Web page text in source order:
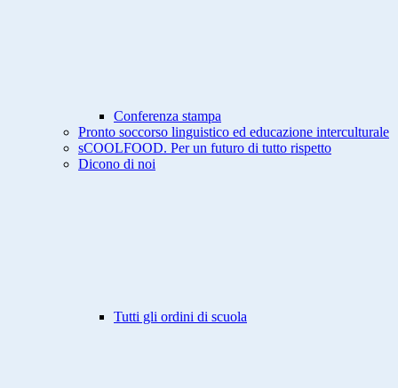
Conferenza stampa
Pronto soccorso linguistico ed educazione interculturale
sCOOLFOOD. Per un futuro di tutto rispetto
Dicono di noi
Tutti gli ordini di scuola